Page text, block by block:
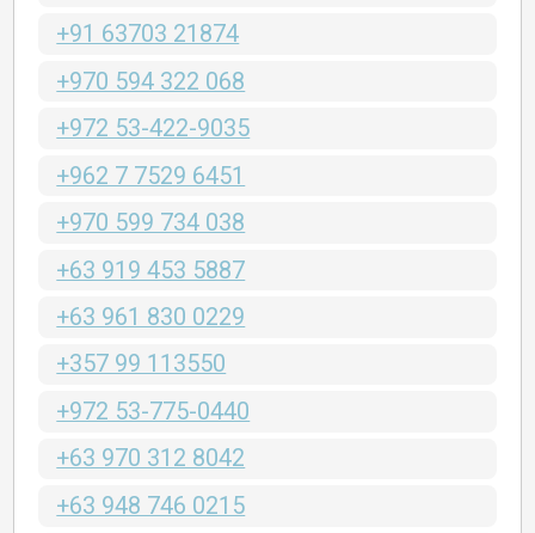
+91 63703 21874
+970 594 322 068
+972 53-422-9035
+962 7 7529 6451
+970 599 734 038
+63 919 453 5887
+63 961 830 0229
+357 99 113550
+972 53-775-0440
+63 970 312 8042
+63 948 746 0215